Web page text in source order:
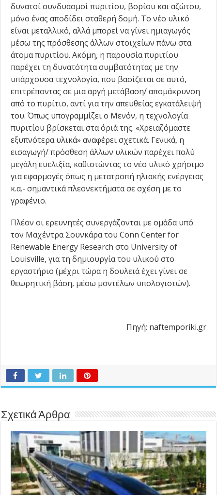
δυνατοί συνδυασμοί πυριτίου, βορίου και αζώτου,
μόνο ένας αποδίδει σταθερή δομή. Το νέο υλικό
είναι μεταλλικό, αλλά μπορεί να γίνει ημιαγωγός
μέσω της πρόσθεσης άλλων στοιχείων πάνω στα
άτομα πυριτίου. Ακόμη, η παρουσία πυριτίου
παρέχει τη δυνατότητα συμβατότητας με την
υπάρχουσα τεχνολογία, που βασίζεται σε αυτό,
επιτρέποντας σε μια αργή μετάβαση/ απομάκρυνση
από το πυρίτιο, αντί για την απευθείας εγκατάλειψή
του. Όπως υπογραμμίζει ο Μενόν, η τεχνολογία
πυριτίου βρίσκεται στα όριά της. «Χρειαζόμαστε
εξυπνότερα υλικά» αναφέρει σχετικά. Γενικά, η
εισαγωγή/ πρόσθεση άλλων υλικών παρέχει πολύ
μεγάλη ευελιξία, καθιστώντας το νέο υλικό χρήσιμο
για εφαρμογές όπως η μετατροπή ηλιακής ενέργειας
κ.α.- σημαντικά πλεονεκτήματα σε σχέση με το
γραφένιο.
Πλέον οι ερευνητές συνεργάζονται με ομάδα υπό
τον Μαχέντρα Σουνκάρα του Conn Center for
Renewable Energy Research στο University of
Louisville, για τη δημιουργία του υλικού στο
εργαστήριο (μέχρι τώρα η δουλειά έχει γίνει σε
θεωρητική βάση, μέσω μοντέλων υπολογιστών).
Πηγή: naftemporiki.gr
Σχετικά Άρθρα